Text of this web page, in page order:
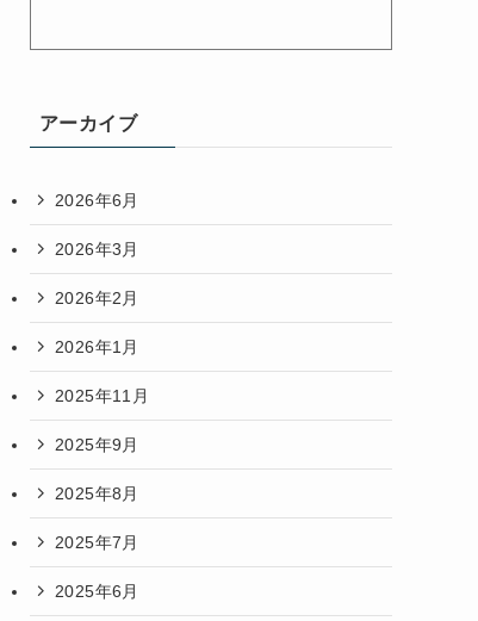
アーカイブ
2026年6月
2026年3月
2026年2月
2026年1月
2025年11月
2025年9月
2025年8月
2025年7月
2025年6月